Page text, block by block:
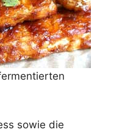
sowie die